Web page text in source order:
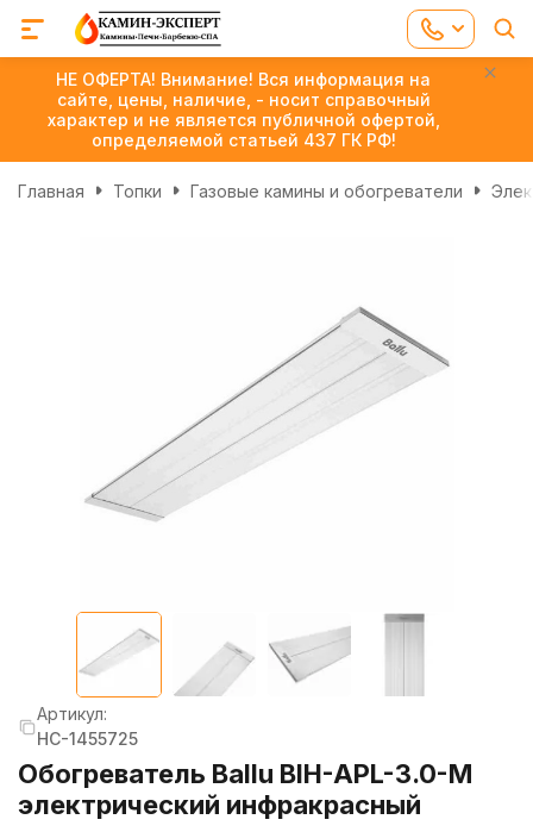
НЕ ОФЕРТА! Внимание! Вся информация на
сайте, цены, наличие, - носит справочный
характер и не является публичной офертой,
определяемой статьей 437 ГК РФ!
Главная Топки Газовые камины и обогреватели
Артикул:
НС-1455725
Обогреватель Ballu BIH-APL-3.0-M
электрический инфракрасный